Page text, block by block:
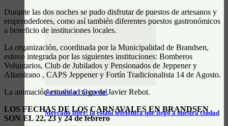
Actualidad General
Mercado libre: la estafa telefónica que llegó a nuestra ciudad
Durante las dos noches se pudo disfrutar de puestos de artesanos y
emprendedores, como así también diferentes puestos gastronómicos
a beneficio de instituciones locales.
La organización, coordinada por la Municipalidad de Brandsen,
estuvo integrada por las siguientes instituciones: Bomberos
Voluntarios, Club de Jubilados y Pensionados de Jeppener y
Altamirano , CAPS Jeppener y Fortín Tradicionalista 14 de Agosto.
La animación estuvo a cargo de Javier Rebot.
LOS FECHAS DE LOS CARNAVALES EN BRANDSEN
SON EL 22, 23 y 24 de febrero